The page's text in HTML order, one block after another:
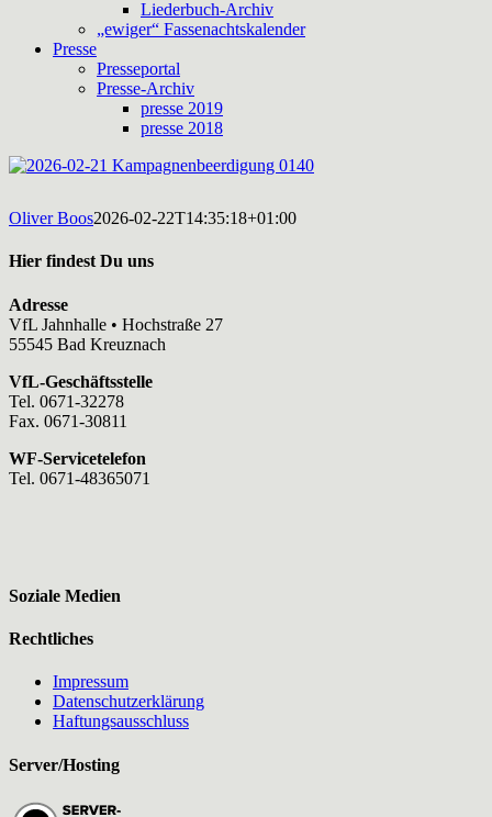
Liederbuch-Archiv
„ewiger“ Fassenachtskalender
Presse
Presseportal
Presse-Archiv
presse 2019
presse 2018
Oliver Boos2026-02-22T14:35:18+01:00
Hier findest Du uns
Adresse
VfL Jahnhalle • Hochstraße 27
55545 Bad Kreuznach
VfL-Geschäftsstelle
Tel. 0671-32278
Fax. 0671-30811
WF-Servicetelefon
Tel. 0671-48365071
Soziale Medien
Rechtliches
Impressum
Datenschutzerklärung
Haftungsausschluss
Server/Hosting